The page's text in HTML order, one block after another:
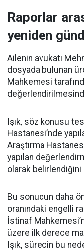
Raporlar
yeniden
Ailenin avukatı
dosyada bulunan
Mahkemesi
Işık, söz konusu
Hastanesi’nde
Araştırma
yapılan
olarak
Bu sonucun daha
oranındaki engelli
İstinaf
üzere ilk derece
Işık, sürecin bu